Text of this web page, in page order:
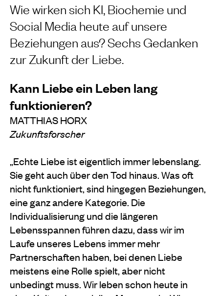
Wie wirken sich KI, Biochemie und
Social Media heute auf unsere
Beziehungen aus? Sechs Gedanken
zur Zukunft der Liebe.
Kann Liebe ein Leben lang
funktionieren?
MATTHIAS HORX
Zukunftsforscher
„Echte Liebe ist eigentlich immer lebenslang.
Sie geht auch über den Tod hinaus. Was oft
nicht funktioniert, sind hingegen Beziehungen,
eine ganz andere Kategorie. Die
Individualisierung und die längeren
Lebensspannen führen dazu, dass wir im
Laufe unseres Lebens immer mehr
Partnerschaften haben, bei denen Liebe
meistens eine Rolle spielt, aber nicht
unbedingt muss. Wir leben schon heute in